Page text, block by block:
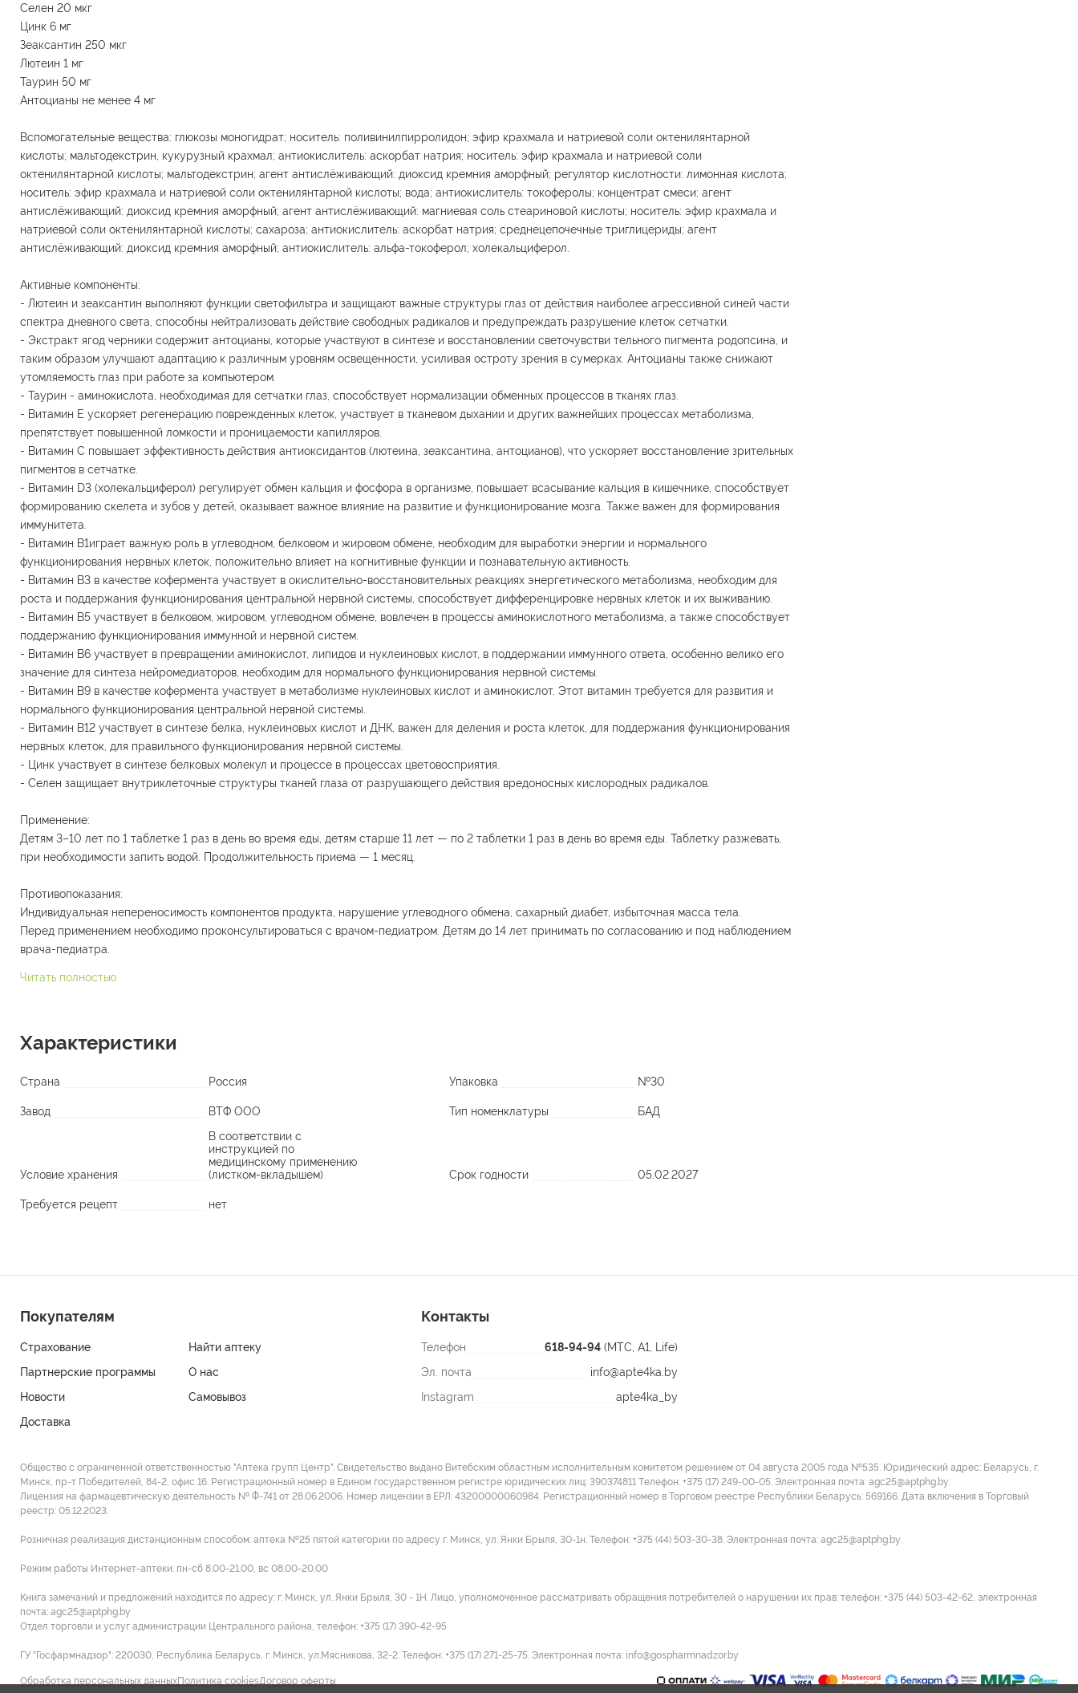
Селен 20 мкг
Цинк 6 мг
Зеаксантин 250 мкг
Лютеин 1 мг
Таурин 50 мг
Антоцианы не менее 4 мг
Вспомогательные вещества: глюкозы моногидрат; носитель: поливинилпирролидон; эфир крахмала и натриевой соли октенилянтарной
кислоты; мальтодекстрин, кукурузный крахмал; антиокислитель: аскорбат натрия; носитель: эфир крахмала и натриевой соли
октенилянтарной кислоты; мальтодекстрин; агент антислёживающий: диоксид кремния аморфный; регулятор кислотности: лимонная кислота;
носитель: эфир крахмала и натриевой соли октенилянтарной кислоты; вода; антиокислитель: токоферолы; концентрат смеси; агент
антислёживающий: диоксид кремния аморфный; агент антислёживающий: магниевая соль стеариновой кислоты; носитель: эфир крахмала и
натриевой соли октенилянтарной кислоты; сахароза; антиокислитель: аскорбат натрия; среднецепочечные триглицериды; агент
антислёживающий: диоксид кремния аморфный; антиокислитель: альфа-токоферол; холекальциферол.
Активные компоненты:
- Лютеин и зеаксантин выполняют функции светофильтра и защищают важные структуры глаз от действия наиболее агрессивной синей части
спектра дневного света, способны нейтрализовать действие свободных радикалов и предупреждать разрушение клеток сетчатки.
- Экстракт ягод черники содержит антоцианы, которые участвуют в синтезе и восстановлении светочувстви тельного пигмента родопсина, и
таким образом улучшают адаптацию к различным уровням освещенности, усиливая остроту зрения в сумерках. Антоцианы также снижают
утомляемость глаз при работе за компьютером.
- Таурин - аминокислота, необходимая для сетчатки глаз, способствует нормализации обменных процессов в тканях глаз.
- Витамин Е ускоряет регенерацию поврежденных клеток, участвует в тканевом дыхании и других важнейших процессах метаболизма,
препятствует повышенной ломкости и проницаемости капилляров.
- Витамин С повышает эффективность действия антиоксидантов (лютеина, зеаксантина, антоцианов), что ускоряет восстановление зрительных
пигментов в сетчатке.
- Витамин D3 (холекальциферол) регулирует обмен кальция и фосфора в организме, повышает всасывание кальция в кишечнике, способствует
формированию скелета и зубов у детей, оказывает важное влияние на развитие и функционирование мозга. Также важен для формирования
иммунитета.
- Витамин В1играет важную роль в углеводном, белковом и жировом обмене, необходим для выработки энергии и нормального
функционирования нервных клеток, положительно влияет на когнитивные функции и познавательную активность.
- Витамин В3 в качестве кофермента участвует в окислительно-восстановительных реакциях энергетического метаболизма, необходим для
роста и поддержания функционирования центральной нервной системы, способствует дифференцировке нервных клеток и их выживанию.
- Витамин В5 участвует в белковом, жировом, углеводном обмене, вовлечен в процессы аминокислотного метаболизма, а также способствует
поддержанию функционирования иммунной и нервной систем.
- Витамин В6 участвует в превращении аминокислот, липидов и нуклеиновых кислот, в поддержании иммунного ответа, особенно велико его
значение для синтеза нейромедиаторов, необходим для нормального функционирования нервной системы.
- Витамин В9 в качестве кофермента участвует в метаболизме нуклеиновых кислот и аминокислот. Этот витамин требуется для развития и
нормального функционирования центральной нервной системы.
- Витамин В12 участвует в синтезе белка, нуклеиновых кислот и ДНК, важен для деления и роста клеток, для поддержания функционирования
нервных клеток, для правильного функционирования нервной системы.
- Цинк участвует в синтезе белковых молекул и процессе в процессах цветовосприятия.
- Селен защищает внутриклеточные структуры тканей глаза от разрушающего действия вредоносных кислородных радикалов.
Применение:
Детям 3–10 лет по 1 таблетке 1 раз в день во время еды, детям старше 11 лет — по 2 таблетки 1 раз в день во время еды. Таблетку разжевать,
при необходимости запить водой. Продолжительность приема — 1 месяц.
Противопоказания:
Индивидуальная непереносимость компонентов продукта, нарушение углеводного обмена, сахарный диабет, избыточная масса тела.
Перед применением необходимо проконсультироваться с врачом-педиатром. Детям до 14 лет принимать по согласованию и под наблюдением
врача-педиатра.
Читать полностью
Характеристики
Страна Россия Упаковка №30
Завод ВТФ ООО Тип номенклатуры БАД
Условие хранения
В соответствии с
инструкцией по
медицинскому применению
(листком-вкладышем)
Срок годности 05.02.2027
Требуется рецепт нет
Покупателям
Страхование
Найти аптеку
Партнерские программы
О нас
Новости
Самовывоз
Доставка
Контакты
Телефон 618-94-94 (МТС, A1, Life)
Эл. почта
info@apte4ka.by
Instagram
apte4ka_by
Общество с ограниченной ответственностью "Аптека групп Центр". Свидетельство выдано Витебским областным исполнительным комитетом решением от 04 августа 2005 года №535. Юридический адрес: Беларусь, г.
Минск, пр-т Победителей, 84-2, офис 16. Регистрационный номер в Едином государственном регистре юридических лиц: 390374811 Tелефон: +375 (17) 249-00-05. Электронная почта: agc25@aptphg.by.
Лицензия на фармацевтическую деятельность № Ф-741 от 28.06.2006. Номер лицензии в ЕРЛ: 43200000060984. Регистрационный номер в Торговом реестре Республики Беларусь: 569166. Дата включения в Торговый
реестр: 05.12.2023.
Розничная реализация дистанционным способом: аптека №25 пятой категории по адресу г. Минск, ул. Янки Брыля, 30-1н. Телефон: +375 (44) 503-30-38. Электронная почта: agc25@aptphg.by.
Режим работы Интернет-аптеки: пн-сб 8.00-21.00, вс 08.00-20.00
Книга замечаний и предложений находится по адресу: г. Минск, ул. Янки Брыля, 30 - 1Н. Лицо, уполномоченное рассматривать обращения потребителей о нарушении их прав: телефон: +375 (44) 503-42-62, электронная
почта: agc25@aptphg.by
Отдел торговли и услуг администрации Центрального района, телефон: +375 (17) 390-42-95
ГУ "Госфармнадзор": 220030, Республика Беларусь, г. Минск, ул.Мясникова, 32-2. Телефон: +375 (17) 271-25-75. Электронная почта: info@gospharmnadzor.by
Обработка персональных данныхПолитика cookiesДоговор оферты